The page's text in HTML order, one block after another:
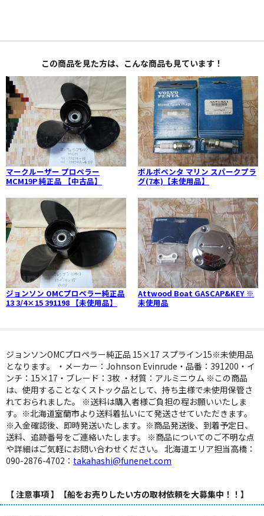
この商品を見た方は、こんな商品も見ています！
マークルーザー プロペラー
MCM19P 純正品 【中古品】
ボルボペンタ マリン スパークプラ
グ(7本)【未使用品】
ジョンソン OMCプロペラー純正品
13 3/4×15 391198 【未使用品】
Attwood Boat GASCAP&KEY ※
未使用品
ジョンソンOMCプロペラー純正品 15×17 スプライン15※未使用品
となります。 ・メーカー：Johnson Evinrude・品番：391200・イ
ンチ：15×17・ブレード：3枚 ・材質：アルミニウム ※この商品
は、使用することなくストック品として、持ち主様で未使用保管さ
れておられました。 ※送料は購入者様ご負担の程お願いいたしま
す。※北海道室蘭市より送料着払いにて発送させていただきます。
※入金確認後、即時発送いたします。※商品発送後、到着予定日、
送料、追跡番号をご連絡いたします。 ※商品についてのご不明な点
や詳細はご気軽にお問い合わせください。 北海道エリア担当高橋：
090-2876-4702： takahashi@funenet.com
【 注意事項 】【船をお売りしたい方の取材依頼を大募集中！！】